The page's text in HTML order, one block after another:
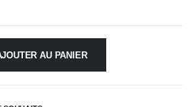
AU PANIER